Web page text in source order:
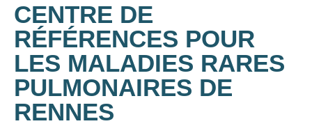
CENTRE DE
RÉFÉRENCES POUR
LES MALADIES RARES
PULMONAIRES DE
RENNES